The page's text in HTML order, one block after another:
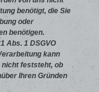
benötigt, die Sie
oder
benötigen.
Abs. 1 DSGVO
kann
nicht feststeht, ob
Ihren Gründen